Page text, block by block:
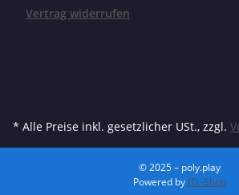
Vertrag widerrufen
* Alle Preise inkl. gesetzlicher USt., zzgl.
© 2025 – poly.play
Powered by JTL-Shop